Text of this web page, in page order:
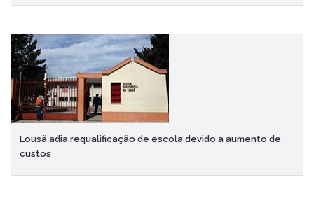
Lousã adia requalificação de escola devido a aumento de
custos